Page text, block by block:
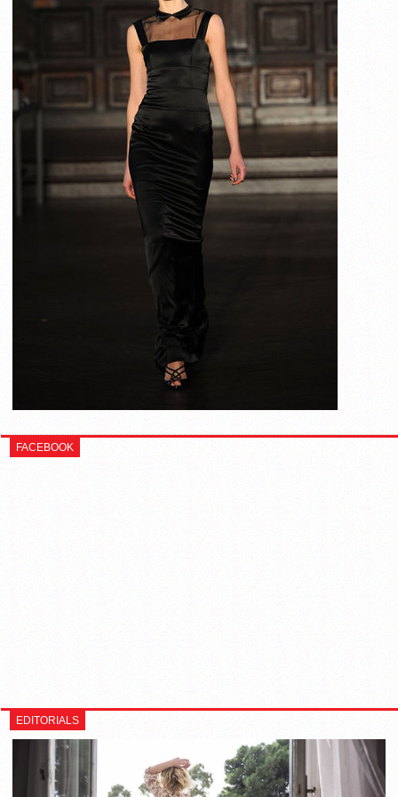
FACEBOOK
EDITORIALS